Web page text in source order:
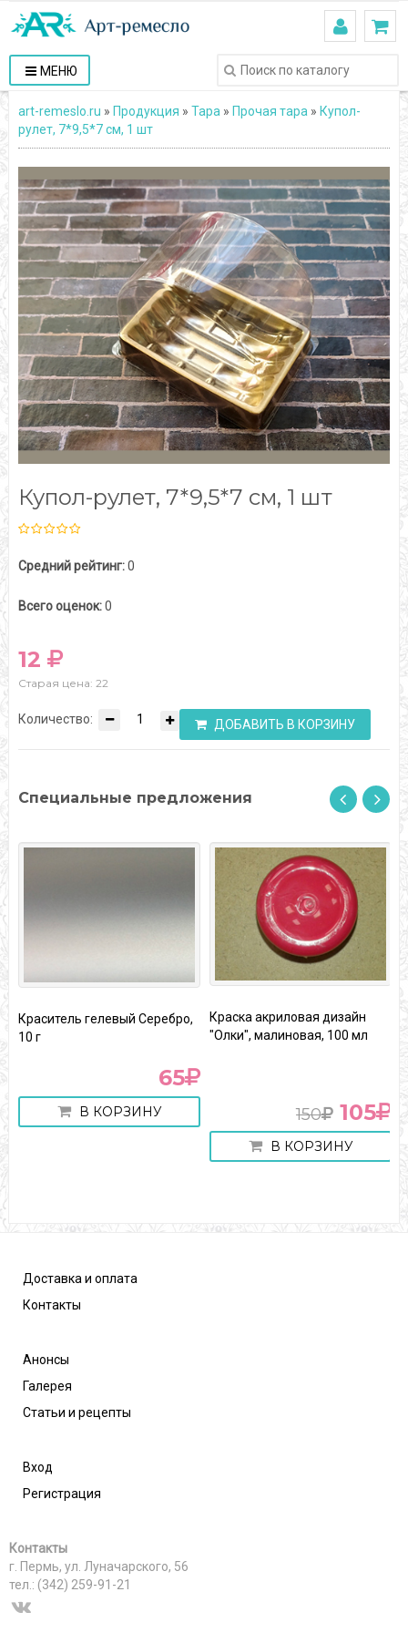
МЕНЮ
art-remeslo.ru » Продукция » Тара » Прочая тара » Купол-
рулет, 7*9,5*7 см, 1 шт
Купол-рулет, 7*9,5*7 см, 1 шт
Средний рейтинг:0
Всего оценок:0
12
Старая цена: 22
Количество: ДОБАВИТЬ В КОРЗИНУ
Специальные предложения
Краситель гелевый Серебро,
10 г
65
В КОРЗИНУ
Краска акриловая дизайн
"Олки", малиновая, 100 мл
150 105
В КОРЗИНУ
Доставка и оплата
Контакты
Анонсы
Галерея
Статьи и рецепты
Вход
Регистрация
Контакты
г. Пермь, ул. Луначарского, 56
тел.: (342) 259-91-21